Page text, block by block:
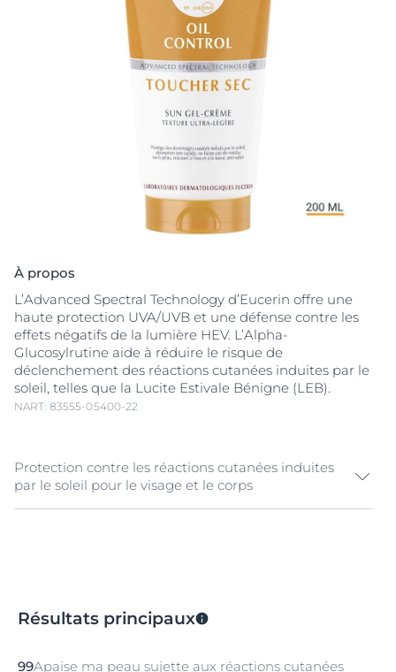
À propos
L’Advanced Spectral Technology d’Eucerin offre une
haute protection UVA/UVB et une défense contre les
effets négatifs de la lumière HEV. L’Alpha-
Glucosylrutine aide à réduire le risque de
déclenchement des réactions cutanées induites par le
soleil, telles que la Lucite Estivale Bénigne (LEB).
NART: 83555-05400-22
Protection contre les réactions cutanées induites
par le soleil pour le visage et le corps
protection solaire du visage et du corps spécialement
aux réactions induites par le soleil, comme la Lucite
Résultats principaux
99Apaise ma peau sujette aux réactions cutanées